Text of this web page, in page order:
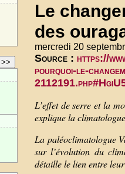
Le
des
mercredi 20
Source : https://
pourquoi-le-
L’effet de serre et la
explique la
La paléoclimatologue
sur l’évolution du
détaille le lien entre